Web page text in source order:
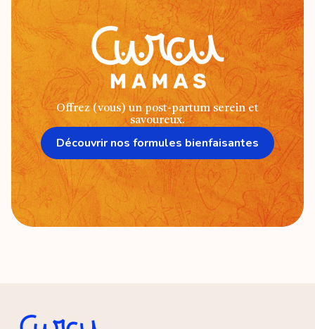
Offrez (vous) un post-partum serein et
savoureux.
Découvrir nos formules bienfaisantes